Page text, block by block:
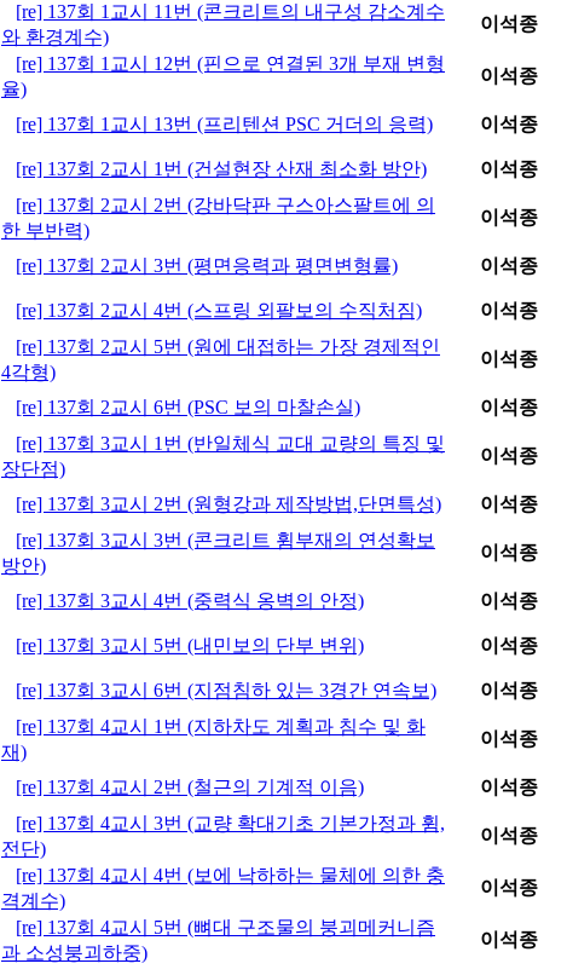
[re] 137회 1교시 11번 (콘크리트의 내구성 감소계수
와 환경계수)
이석종
[re] 137회 1교시 12번 (핀으로 연결된 3개 부재 변형
율)
이석종
[re] 137회 1교시 13번 (프리텐션 PSC 거더의 응력)
이석종
[re] 137회 2교시 1번 (건설현장 산재 최소화 방안)
이석종
[re] 137회 2교시 2번 (강바닥판 구스아스팔트에 의
한 부반력)
이석종
[re] 137회 2교시 3번 (평면응력과 평면변형률)
이석종
[re] 137회 2교시 4번 (스프링 외팔보의 수직처짐)
이석종
[re] 137회 2교시 5번 (원에 대접하는 가장 경제적인
4각형)
이석종
[re] 137회 2교시 6번 (PSC 보의 마찰손실)
이석종
[re] 137회 3교시 1번 (반일체식 교대 교량의 특징 및
장단점)
이석종
[re] 137회 3교시 2번 (원형강과 제작방법,단면특성)
이석종
[re] 137회 3교시 3번 (콘크리트 휨부재의 연성확보
방안)
이석종
[re] 137회 3교시 4번 (중력식 옹벽의 안정)
이석종
[re] 137회 3교시 5번 (내민보의 단부 변위)
이석종
[re] 137회 3교시 6번 (지점침하 있는 3경간 연속보)
이석종
[re] 137회 4교시 1번 (지하차도 계획과 침수 및 화
재)
이석종
[re] 137회 4교시 2번 (철근의 기계적 이음)
이석종
[re] 137회 4교시 3번 (교량 확대기초 기본가정과 휨,
전단)
이석종
[re] 137회 4교시 4번 (보에 낙하하는 물체에 의한 충
격계수)
이석종
[re] 137회 4교시 5번 (뼈대 구조물의 붕괴메커니즘
과 소성붕괴하중)
이석종